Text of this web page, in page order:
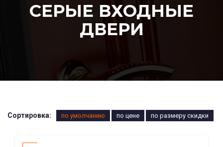
СЕРЫЕ ВХОДНЫЕ
ДВЕРИ
Сортировка: по умолчанию по цене по размеру скидки